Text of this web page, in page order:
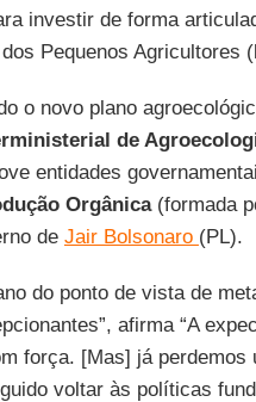
investir de forma
Pequenos Agricultores (
o novo plano
de
entidades
Orgânica(formada
de Jair Bolsonaro (PL).
do ponto de vista de
afirma “A
força. [Mas] já perdemos
voltar às políticas